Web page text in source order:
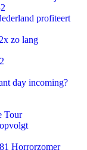
profiteert
zo lang
day incoming?
Tour
Horrorzomer